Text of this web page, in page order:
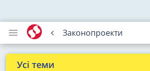
Законопроекти
Усі теми